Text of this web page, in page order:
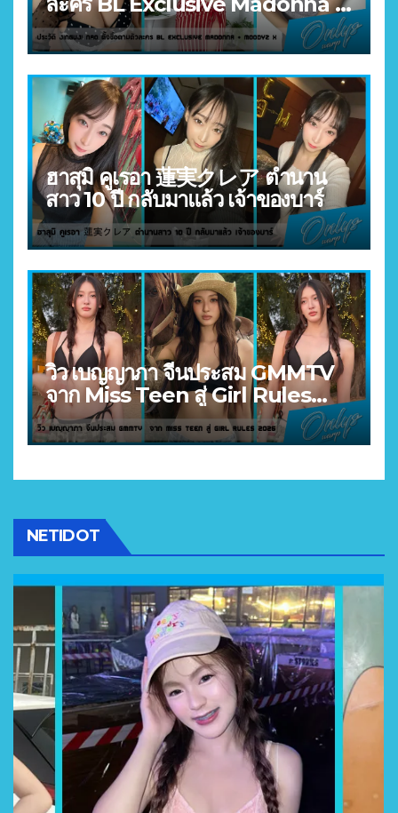
MOODYZ X
ฮาสุมิ คูเรอา 蓮実クレア ตำนาน
สาว 10 ปี กลับมาแล้ว เจ้าของบาร์
วิว เบญญาภา จีนประสม GMMTV
จาก Miss Teen สู่ Girl Rules
2026
NETIDOT